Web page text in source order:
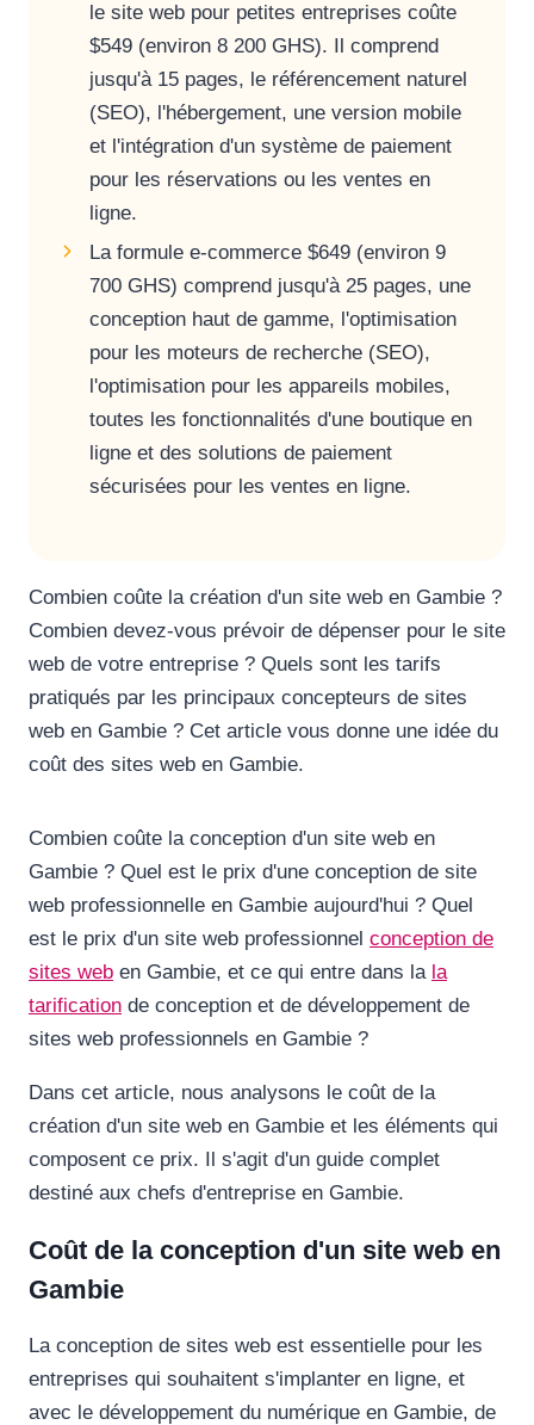
le site web pour petites entreprises coûte
$549 (environ 8 200 GHS). Il comprend
jusqu'à 15 pages, le référencement naturel
(SEO), l'hébergement, une version mobile
et l'intégration d'un système de paiement
pour les réservations ou les ventes en
ligne.
La formule e-commerce $649 (environ 9
700 GHS) comprend jusqu'à 25 pages, une
conception haut de gamme, l'optimisation
pour les moteurs de recherche (SEO),
l'optimisation pour les appareils mobiles,
toutes les fonctionnalités d'une boutique en
ligne et des solutions de paiement
sécurisées pour les ventes en ligne.
Combien coûte la création d'un site web en Gambie ?
Combien devez-vous prévoir de dépenser pour le site
web de votre entreprise ? Quels sont les tarifs
pratiqués par les principaux concepteurs de sites
web en Gambie ? Cet article vous donne une idée du
coût des sites web en Gambie.
Combien coûte la conception d'un site web en
Gambie ? Quel est le prix d'une conception de site
web professionnelle en Gambie aujourd'hui ? Quel
est le prix d'un site web professionnel conception de
sites web en Gambie, et ce qui entre dans la la
tarification de conception et de développement de
sites web professionnels en Gambie ?
Dans cet article, nous analysons le coût de la
création d'un site web en Gambie et les éléments qui
composent ce prix. Il s'agit d'un guide complet
destiné aux chefs d'entreprise en Gambie.
Coût de la conception d'un site web en
Gambie
La conception de sites web est essentielle pour les
entreprises qui souhaitent s'implanter en ligne, et
avec le développement du numérique en Gambie, de